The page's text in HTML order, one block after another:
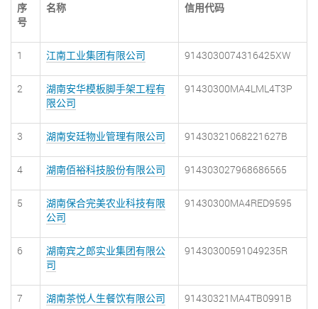
序
号
名称 信用代码
1 江南工业集团有限公司 9143030074316425XW
2
湖南安华模板脚手架工程有
限公司
91430300MA4LML4T3P
3 湖南安廷物业管理有限公司 91430321068221627B
4 湖南佰裕科技股份有限公司 914303027968686565
5
湖南保合完美农业科技有限
公司
91430300MA4RED9595
6
湖南宾之郎实业集团有限公
司
91430300591049235R
7 湖南茶悦人生餐饮有限公司 91430321MA4TB0991B